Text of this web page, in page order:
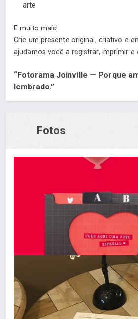
arte
E muito mais!
Crie um presente original, criativo e
ajudamos você a registrar, imprimir e
“Fotorama Joinville — Porque
lembrado.”
Fotos